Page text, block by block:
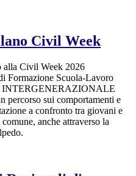
Civil Week
alla Civil Week 2026
Formazione Scuola-Lavoro
INTERGENERAZIONALE
sui comportamenti e
a confronto tra giovani e
anche attraverso la